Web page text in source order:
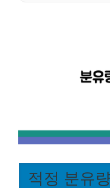
적정 분유